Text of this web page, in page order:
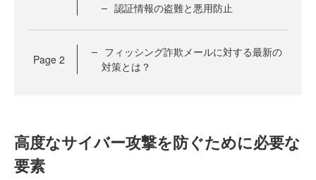
認証情報の盗難と悪用防止
Page 2
フィッシング詐欺メールに対する最新の
対策とは？
高度なサイバー攻撃を防ぐために必要な
要素